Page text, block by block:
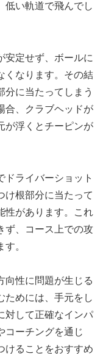
低い軌道で飛んでし
安定せず、ボールに
くなります。その結
分に当たってしまう
合、クラブヘッドが
が浮くとチーピンが
ドライバーショット
け根部分に当たって
性があります。これ
ず、コース上での攻
。
向性に問題が生じる
ためには、手元をし
対して正確なインパ
コーチングを通じ
けることをおすすめ